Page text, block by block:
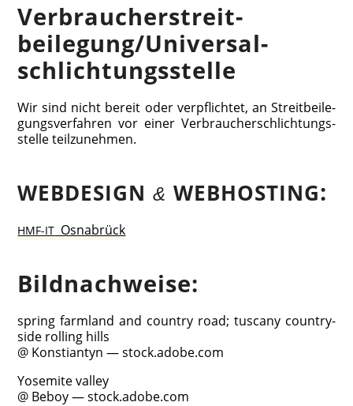
Verbraucher­streit­
beilegung/Universal­
schlichtungs­stelle
Wir sind nicht bereit oder ver­pflich­tet, an Streit­bei­le­
gungs­ver­fah­ren vor einer Ver­brau­cher­schlich­tungs­
stel­le teilzunehmen.
WEBDESIGN & WEBHOSTING:
HMF-IT Osna­brück
Bild­nach­wei­se:
spring farm­land and coun­try road; tusca­ny coun­try­
si­de rol­ling hills
@ Kon­sti­an­tyn — stock.adobe.com
Yose­mi­te valley
@ Beboy — stock.adobe.com